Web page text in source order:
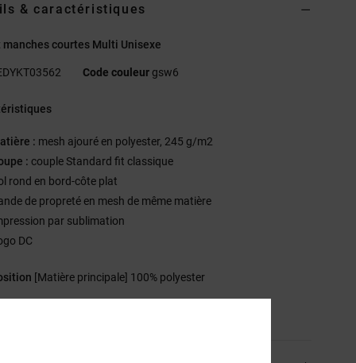
& caractéristiques
manches courtes Multi Unisexe
Code couleur gsw6
: mesh ajouré en polyester, 245 g/m2
: couple Standard fit classique
rond en bord-côte plat
de propreté en mesh de même matière
par sublimation
DC
[Matière principale] 100% polyester